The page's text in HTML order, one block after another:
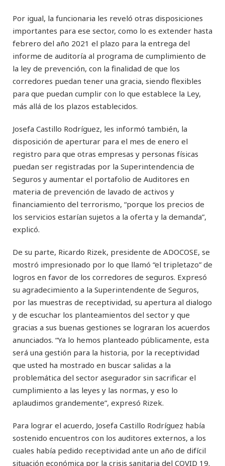
Por igual, la funcionaria les reveló otras disposiciones
importantes para ese sector, como lo es extender hasta
febrero del año 2021 el plazo para la entrega del
informe de auditoría al programa de cumplimiento de
la ley de prevención, con la finalidad de que los
corredores puedan tener una gracia, siendo flexibles
para que puedan cumplir con lo que establece la Ley,
más allá de los plazos establecidos.
Josefa Castillo Rodríguez, les informó también, la
disposición de aperturar para el mes de enero el
registro para que otras empresas y personas físicas
puedan ser registradas por la Superintendencia de
Seguros y aumentar el portafolio de Auditores en
materia de prevención de lavado de activos y
financiamiento del terrorismo, “porque los precios de
los servicios estarían sujetos a la oferta y la demanda”,
explicó.
De su parte, Ricardo Rizek, presidente de ADOCOSE, se
mostró impresionado por lo que llamó “el tripletazo” de
logros en favor de los corredores de seguros. Expresó
su agradecimiento a la Superintendente de Seguros,
por las muestras de receptividad, su apertura al dialogo
y de escuchar los planteamientos del sector y que
gracias a sus buenas gestiones se lograran los acuerdos
anunciados. “Ya lo hemos planteado públicamente, esta
será una gestión para la historia, por la receptividad
que usted ha mostrado en buscar salidas a la
problemática del sector asegurador sin sacrificar el
cumplimiento a las leyes y las normas, y eso lo
aplaudimos grandemente”, expresó Rizek.
Para lograr el acuerdo, Josefa Castillo Rodríguez había
sostenido encuentros con los auditores externos, a los
cuales había pedido receptividad ante un año de difícil
situación económica por la crisis sanitaria del COVID 19.